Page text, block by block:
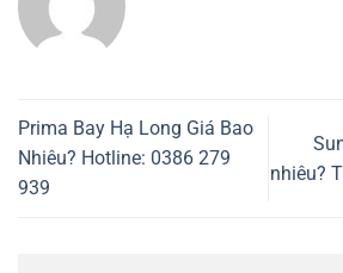
Prima Bay Hạ Long Giá Bao
Nhiêu? Hotline: 0386 279
939
nhiêu?